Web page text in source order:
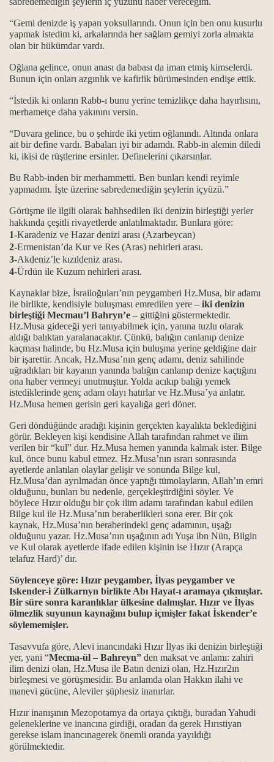
“Gemi denizde iş yapan yoksullarındı. Onun için ben onu kusurlu
yapmak istedim ki, arkalarında her sağlam gemiyi zorla almakta
olan bir hükümdar vardı.
Oğlana gelince, onun anası da babası da iman etmiş kimselerdi.
Bunun için onları azgınlık ve kafirlik bürümesinden endişe ettik.
“İstedik ki onların Rabb-ı bunu yerine temizlikçe daha hayırlısını,
merhametçe daha yakınını versin.
“Duvara gelince, bu o şehirde iki yetim oğlanındı. Altında onlara
ait bir define vardı. Babaları iyi bir adamdı. Rabb-in alemin diledi
ki, ikisi de rüştlerine ersinler. Definelerini çıkarsınlar.
Bu Rabb-inden bir merhammetti. Ben bunları kendi reyimle
yapmadım. İşte üzerine sabredemediğin şeylerin içyüzü.”
Görüşme ile ilgili olarak bahhsedilen iki denizin birleştiği yerler
hakkında çeşitli rivayetlerde anlatılmaktadır. Bunlara göre:
1-Karadeniz ve Hazar denizi arası (Azarbeycan)
2-Ermenistan’da Kur ve Res (Aras) nehirleri arası.
3-Akdeniz’le kızıldeniz arası.
4-Ürdün ile Kuzum nehirleri arası.
Kaynaklar bize, İsrailoğuları’nın peygamberi Hz.Musa, bir adamı
ile birlikte, kendisiyle buluşması emredilen yere – iki denizin
birleştiği Mecmau’l Bahryn’e – gittiğini göstermektedir.
Hz.Musa gideceği yeri tanıyabilmek için, yanına tuzlu olarak
aldığı balıktan yaralanacaktır. Çünkü, balığın canlanıp denize
kaçması halinde, bu Hz.Musa için buluşma yerine geldiğine dair
bir işarettir. Ancak, Hz.Musa’nın genç adamı, deniz sahilinde
uğradıkları bir kayanın yanında balığın canlanıp denize kaçtığını
ona haber vermeyi unutmuştur. Yolda acıkıp balığı yemek
istediklerinde genç adam olayı hatırlar ve Hz.Musa’ya anlatır.
Hz.Musa hemen gerisin geri kayalığa geri döner.
Geri döndüğünde aradığı kişinin gerçekten kayalıkta beklediğini
görür. Bekleyen kişi kendisine Allah tarafından rahmet ve ilim
verilen bir “kul” dur. Hz.Musa hemen yanında kalmak ister. Bilge
kul, önce bunu kabul etmez. Hz.Musa’nın ısrarı sonrasında
ayetlerde anlatılan olaylar gelişir ve sonunda Bilge kul,
Hz.Musa’dan ayrılmadan önce yaptığı tümolayların, Allah’ın emri
olduğunu, bunları bu nedenle, gerçekleştirdiğini söyler. Ve
böylece Hızır olduğu bir çok ilim adamı tarafından kabul edilen
Bilge kul ile Hz.Musa’nın beraberlikleri sona erer. Bir çok
kaynak, Hz.Musa’nın beraberindeki genç adamının, uşağı
olduğunu yazar. Hz.Musa’nın uşağının adı Yuşa ibn Nün, Bilgin
ve Kul olarak ayetlerde ifade edilen kişinin ise Hızır (Arapça
telafuz Hard)’ dır.
Söylenceye göre: Hızır peygamber, İlyas peygamber ve
Iskender-i Zülkarnyn birlikte Abı Hayat-ı aramaya çıkmışlar.
Bir süre sonra karanlıklar ülkesine dalmışlar. Hızır ve İlyas
ölmezlik suyunun kaynağını bulup içmişler fakat İskender’e
söylememişler.
Tasavvufa göre, Alevi inancındaki Hızır İlyas iki denizin birleştiği
yer, yani “Mecma-ül – Bahreyn” den maksat ve anlamı: zahiri
ilim denizi olan, Hz.Musa ile Batın denizi olan, Hz.Hızır2ın
birleşmesi ve görüşmesidir. Bu anlamda olan Hakkın ilahi ve
manevi gücüne, Aleviler şüphesiz inanırlar.
Hızır inanışının Mezopotamya da ortaya çıktığı, buradan Yahudi
geleneklerine ve inancına girdiği, oradan da gerek Hırıstiyan
gerekse islam inancınagerek önemli oranda yayıldığı
görülmektedir.
yerleri.
hor görüldüm?
şehit edildiler?
birlik ve beraberliğin yoludur.
dua ile selam olsun...
olabilir mi?